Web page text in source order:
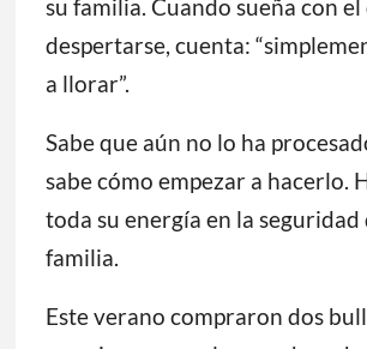
extraños. No puede evitar preguntarse si
Health News)
Y, sin embargo, no puede evitar
de encima la sensación de que
su familia. Cuando sueña con el
despertarse, cuenta:
a llorar”.
Sabe que aún no lo ha